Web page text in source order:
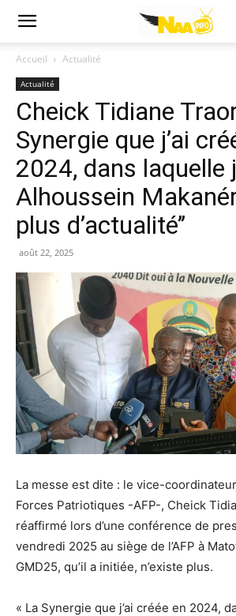
Accueil Actualité
Actualité
Cheick Tidiane
Synergie que j’ai
2024, dans laquelle
Alhoussein
plus d’actualité’’
août 22, 2025
La messe est dite : le vice-
Forces Patriotiques -AFP-, Cheick
réaffirmé lors d’une conférence de
vendredi 2025 au siège de l’AFP à
GMD25, qu’il a initiée, n’existe plus.
« La Synergie que j’ai créée en 2024,